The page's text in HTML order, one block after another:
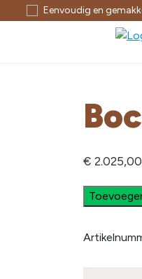
Eenvoudig en
€ 2.025,00